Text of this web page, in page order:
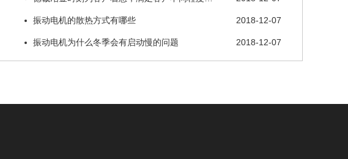
2018-12-07
振动电机的散热方式有哪些
2018-12-07
振动电机为什么冬季会有启动慢的问题